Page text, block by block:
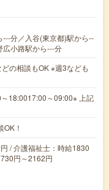
分／入谷(東京都)駅から--
広小路駅から---分
の相談もOK ※週3なども
18:0017:00～09:00※ 上記
！
/ 介護福祉士：時給1830
円～2162円